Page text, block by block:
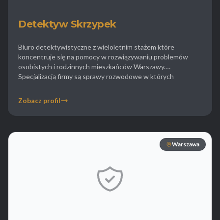
Detektyw Skrzypek
Biuro detektywistyczne z wieloletnim stażem które
koncentruje się na pomocy w rozwiązywaniu problemów
osobistych i rodzinnych mieszkańców Warszawy.
Specjalizacją firmy są sprawy rozwodowe w których
sądu. Oprócz tego biuro zajmuje się sprawami opiekuńczymi
sprawdzając czy dzieci są bezpieczne pod opieką drugiego
Zobacz profil
Warszawa